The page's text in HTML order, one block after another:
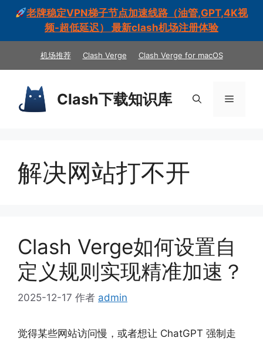
老牌稳定VPN梯子节点加速线路（油管,GPT,4K视
频-超低延迟） 最新clash机场注册体验
机场推荐 Clash Verge Clash Verge for macOS
Clash下载知识库 菜
解决网站打不开
Clash Verge如何设置自
定义规则实现精准加速？
2025-12-17 作者 admin
觉得某些网站访问慢，或者想让 ChatGPT 强制走